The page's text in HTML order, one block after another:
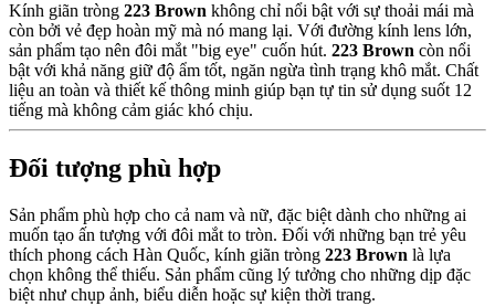
Kính giãn tròng 223 Brown không chỉ nổi bật với sự thoải mái mà
còn bởi vẻ đẹp hoàn mỹ mà nó mang lại. Với đường kính lens lớn,
sản phẩm tạo nên đôi mắt "big eye" cuốn hút. 223 Brown còn nổi
bật với khả năng giữ độ ẩm tốt, ngăn ngừa tình trạng khô mắt. Chất
liệu an toàn và thiết kế thông minh giúp bạn tự tin sử dụng suốt 12
tiếng mà không cảm giác khó chịu.
Đối tượng phù hợp
Sản phẩm phù hợp cho cả nam và nữ, đặc biệt dành cho những ai
muốn tạo ấn tượng với đôi mắt to tròn. Đối với những bạn trẻ yêu
thích phong cách Hàn Quốc, kính giãn tròng 223 Brown là lựa
chọn không thể thiếu. Sản phẩm cũng lý tưởng cho những dịp đặc
biệt như chụp ảnh, biểu diễn hoặc sự kiện thời trang.